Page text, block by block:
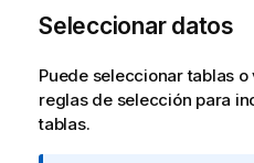
Seleccionar datos
Puede seleccionar tablas
reglas de selección para
tablas.